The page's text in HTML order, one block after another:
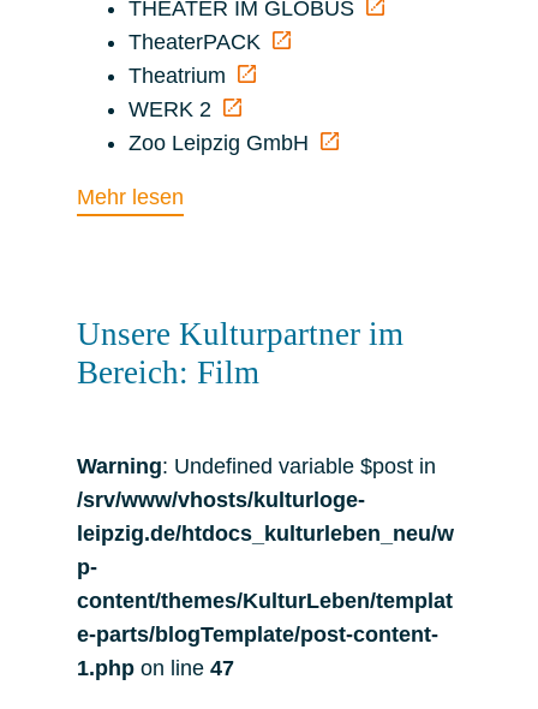
THEATER IM GLOBUS
TheaterPACK
Theatrium
WERK 2
Zoo Leipzig GmbH
Mehr lesen
Unsere Kulturpartner im
Bereich: Film
Warning: Undefined variable $post in
/srv/www/vhosts/kulturloge-
leipzig.de/htdocs_kulturleben_neu/w
p-
content/themes/KulturLeben/templat
e-parts/blogTemplate/post-content-
1.php on line 47